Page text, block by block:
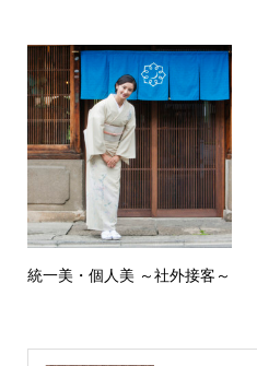
統一美・個人美 ～社外接客～